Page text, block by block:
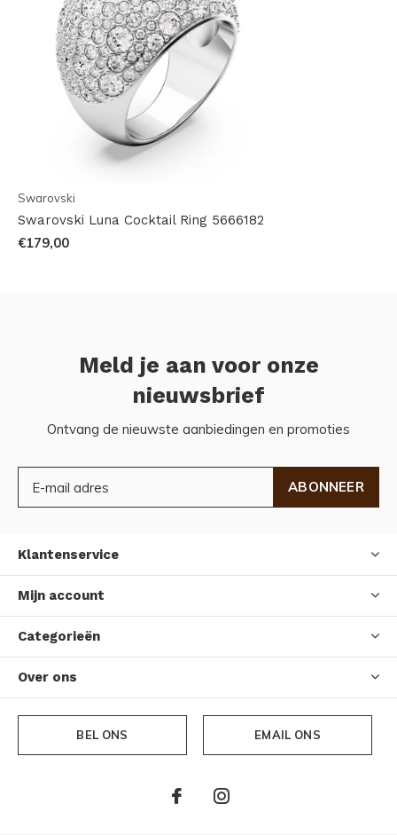
Swarovski
Swarovski Luna Cocktail Ring 5666182
€179,00
Meld je aan voor onze
nieuwsbrief
Ontvang de nieuwste aanbiedingen en promoties
ABONNEER
Klantenservice
Mijn account
Categorieën
Over ons
BEL ONS EMAIL ONS